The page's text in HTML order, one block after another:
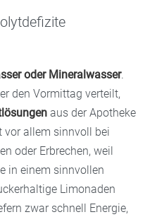
oder Mineralwasser.
den Vormittag verteilt,
aus der Apotheke
vor allem sinnvoll bei
oder Erbrechen, weil
in einem sinnvollen
Limonaden
zwar schnell Energie,